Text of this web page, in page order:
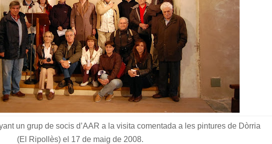
un grup de socis d’AAR a la visita comentada a les pintures de Dòrria
(El Ripollès) el 17 de maig de 2008.